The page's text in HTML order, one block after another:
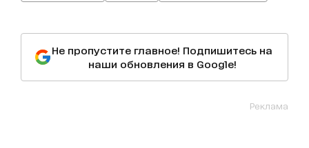
Не пропустите главное! Подпишитесь на
наши обновления в Google!
Реклама